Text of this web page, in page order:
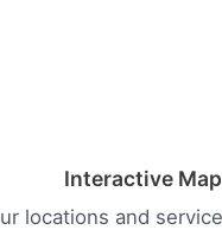
Interactive Map
locations and